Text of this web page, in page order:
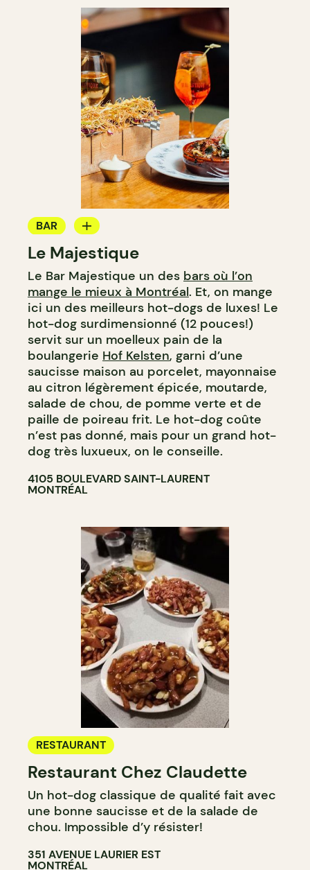
BAR
BAR À VIN
BAR À COCKTAIL
Le Majestique
Le Bar Majestique un des bars où l’on
mange le mieux à Montréal. Et, on mange
ici un des meilleurs hot-dogs de luxes! Le
hot-dog surdimensionné (12 pouces!)
servit sur un moelleux pain de la
boulangerie Hof Kelsten, garni d’une
saucisse maison au porcelet, mayonnaise
au citron légèrement épicée, moutarde,
salade de chou, de pomme verte et de
paille de poireau frit. Le hot-dog coûte
n’est pas donné, mais pour un grand hot-
dog très luxueux, on le conseille.
4105 BOULEVARD SAINT-LAURENT
MONTRÉAL
RESTAURANT
Restaurant Chez Claudette
Un hot-dog classique de qualité fait avec
une bonne saucisse et de la salade de
chou. Impossible d’y résister!
351 AVENUE LAURIER EST
MONTRÉAL